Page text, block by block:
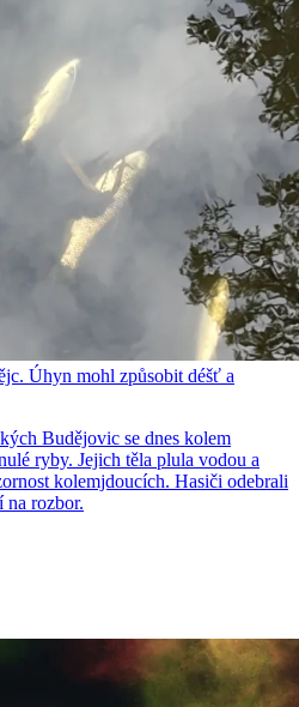
Úhyn mohl způsobit déšť a
Budějovic se dnes kolem
ryby. Jejich těla plula vodou a
kolemjdoucích. Hasiči odebrali
rozbor.